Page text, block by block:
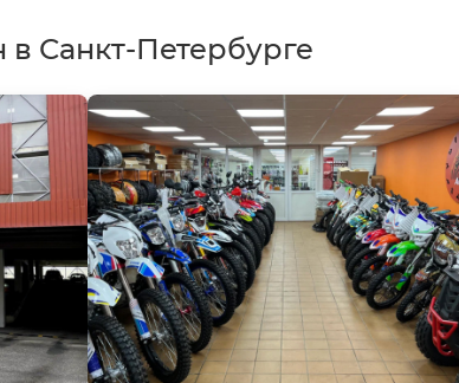
Санкт-Петербурге